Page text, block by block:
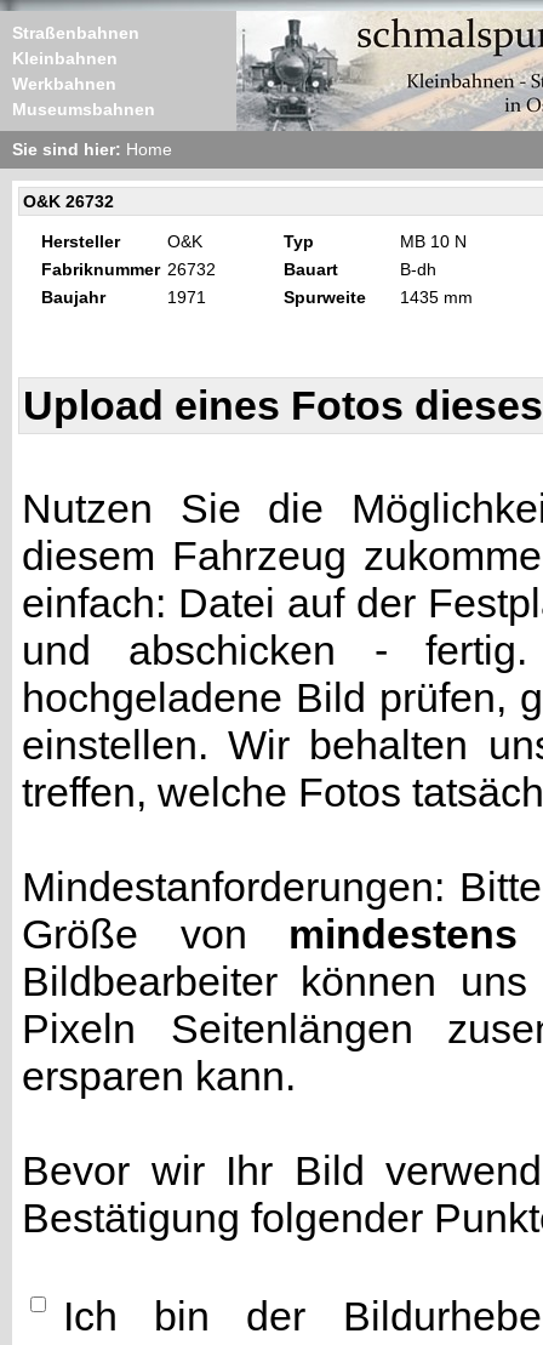
Straßenbahnen
Kleinbahnen
Werkbahnen
Museumsbahnen
Sie sind hier: Home
O&K 26732
Hersteller O&K Typ
MB 10 N
Fabriknummer 26732 Bauart
B-dh
Baujahr
1971 Spurweite 1435 mm
Upload eines Fotos
Nutzen Sie die
diesem Fahrzeug
einfach: Datei auf der
und abschicken -
hochgeladene Bild prüfen,
einstellen. Wir behalten
treffen, welche Fotos
Mindestanforderungen:
Größe von
Bildbearbeiter können
Pixeln Seitenlängen
ersparen kann.
Bevor wir Ihr Bild
Bestätigung folgender
Ich bin der